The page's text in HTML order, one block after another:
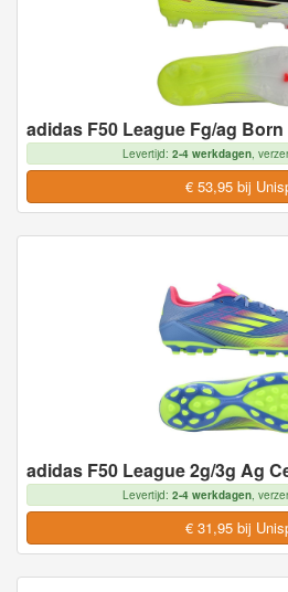
Levertijd: 2-4 werkdagen,
€ 53,95 bij
Levertijd: 2-4 werkdagen,
€ 31,95 bij